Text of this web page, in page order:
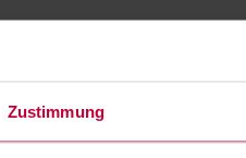
Zustimmung